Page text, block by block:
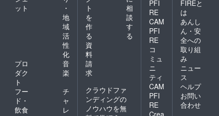
ット
・
地
域
活
性
化
プロ
ダク
ト
音
楽
フー
ド・
飲食
チ
ャ
レ
ト
を
作
る
相
談
す
る
資
料
請
求
クラウドファ
ンディングの
ノウハウを無
PFI
RE
CAM
PFI
RE
コ
ミュ
ニ
ティ
CAM
PFI
RE
Crea
FIREと
は
あんし
ん・安
全への
取り組
み
ニュー
ス
ヘルプ
お問い
合わせ